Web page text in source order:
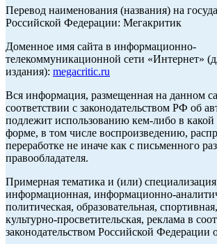
Перевод наименования (названия) на
Российской Федерации: Мегакритик
Доменное имя сайта в информационно-
телекоммуникационной сети «Интернет»
издания): megacritic.ru
Вся информация, размещенная на данном
соответствии с законодательством РФ об
подлежит использованию кем-либо в
форме, в том числе воспроизведению,
переработке не иначе как с письменного
правообладателя.
Примерная тематика и (или)
информационная, информационно-
политическая, образовательная,
культурно-просветительская, реклама в
законодательством Российской Федерации